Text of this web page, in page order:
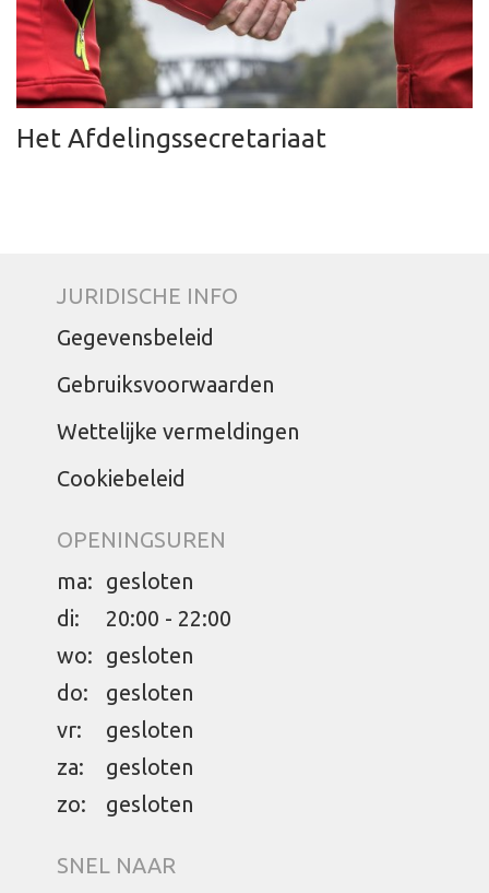
Het Afdelingssecretariaat
JURIDISCHE INFO
Gegevensbeleid
Gebruiksvoorwaarden
Wettelijke vermeldingen
Cookiebeleid
SNEL NAAR
OPENINGSUREN
ma:
gesloten
di:
20:00 - 22:00
wo:
gesloten
do:
gesloten
vr:
gesloten
za:
gesloten
zo:
gesloten